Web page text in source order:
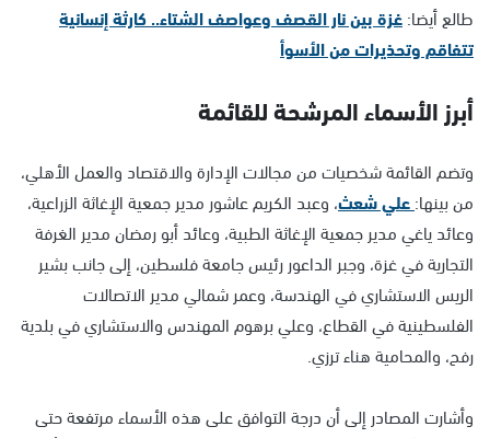
طالع أيضا:غزة بين نار القصف وعواصف الشتاء.. كارثة إنسانية
تتفاقم وتحذيرات من الأسوأ
أبرز الأسماء المرشحة للقائمة
وتضم القائمة شخصيات من مجالات الإدارة والاقتصاد والعمل الأهلي،
من بينها:علي شعث، وعبد الكريم عاشور مدير جمعية الإغاثة الزراعية،
وعائد ياغي مدير جمعية الإغاثة الطبية، وعائد أبو رمضان مدير الغرفة
التجارية في غزة، وجبر الداعور رئيس جامعة فلسطين، إلى جانب بشير
الريس الاستشاري في الهندسة، وعمر شمالي مدير الاتصالات
الفلسطينية في القطاع، وعلي برهوم المهندس والاستشاري في بلدية
رفح، والمحامية هناء ترزي.
وأشارت المصادر إلى أن درجة التوافق على هذه الأسماء مرتفعة حتى